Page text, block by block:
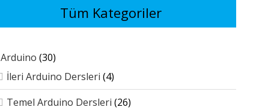
Tüm Kategoriler
Arduino (30)
İleri Arduino Dersleri (4)
Temel Arduino Dersleri (26)